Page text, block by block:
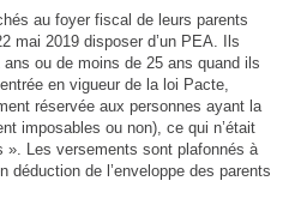
au foyer fiscal de leurs parents
mai 2019 disposer d’un PEA. Ils
ou de moins de 25 ans quand ils
en vigueur de la loi Pacte,
réservée aux personnes ayant la
imposables ou non), ce qui n’était
Les versements sont plafonnés à
déduction de l’enveloppe des parents